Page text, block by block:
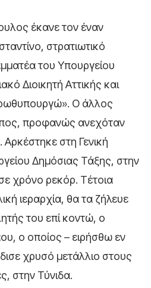
έκανε τον έναν
στρατιωτικό
του Υπουργείου
Διοικητή Αττικής και
Ο άλλος
προφανώς ανεχόταν
στη Γενική
Δημόσιας Τάξης, στην
χρόνο ρεκόρ. Τέτοια
ιεραρχία, θα τα ζήλευε
του επί κοντώ, ο
o οποίος – ειρήσθω εν
χρυσό μετάλλιο στους
στην Τύνιδα.